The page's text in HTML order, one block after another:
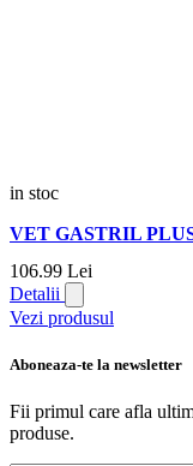
in stoc
VET GASTRIL
106.99 Lei
Detalii
Vezi produsul
Aboneaza-te la newsletter
Fii primul care afla
produse.